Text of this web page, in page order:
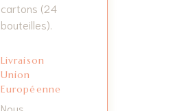
cartons (24
bouteilles).
Livraison
Union
Européenne
Nous